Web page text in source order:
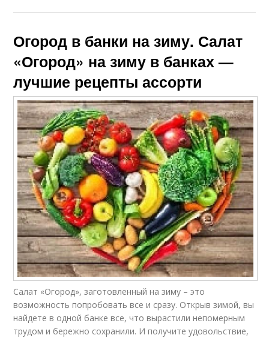
Огород в банки на зиму. Салат
«Огород» на зиму в банках —
лучшие рецепты ассорти
Салат «Огород», заготовленный на зиму – это
возможность попробовать все и сразу. Открыв зимой, вы
найдете в одной банке все, что вырастили непомерным
трудом и бережно сохранили. И получите удовольствие,